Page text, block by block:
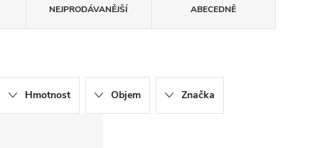
NEJPRODÁVANĚJŠÍ ABECEDNĚ
Hmotnost Objem Značka